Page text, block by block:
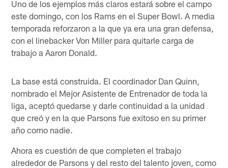
Uno de los ejemplos más claros estará sobre el campo
este domingo, con los Rams en el Super Bowl. A media
temporada reforzaron a la que ya era una gran defensa,
con el linebacker Von Miller para quitarle carga de
trabajo a Aaron Donald.
La base está construida. El coordinador Dan Quinn,
nombrado el Mejor Asistente de Entrenador de toda la
liga, aceptó quedarse y darle continuidad a la unidad
que creó y en la que Parsons fue exitoso en su primer
año como nadie.
Ahora es cuestión de que completen el trabajo
alrededor de Parsons y del resto del talento joven, como